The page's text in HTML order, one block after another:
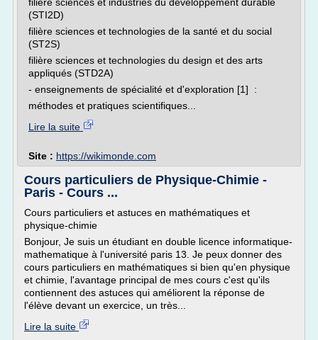
(STI2D)
filière sciences et technologies de la santé et du social
(ST2S)
filière sciences et technologies du design et des arts
appliqués (STD2A)
- enseignements de spécialité et d'exploration [1] :
méthodes et pratiques scientifiques...
Lire la suite
Site : https://wikimonde.com
Cours particuliers de Physique-Chimie -
Paris - Cours ...
Cours particuliers et astuces en mathématiques et
physique-chimie
Bonjour, Je suis un étudiant en double licence informatique-
mathematique à l'université paris 13. Je peux donner des
cours particuliers en mathématiques si bien qu'en physique
et chimie, l'avantage principal de mes cours c'est qu'ils
contiennent des astuces qui améliorent la réponse de
l'élève devant un exercice, un très...
Lire la suite